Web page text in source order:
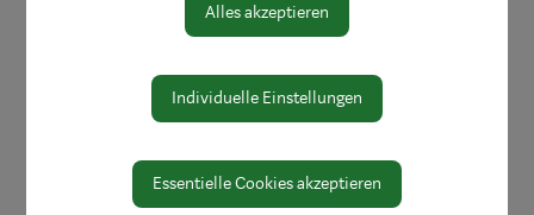
Alles akzeptieren
Individuelle Einstellungen
Essentielle Cookies akzeptieren